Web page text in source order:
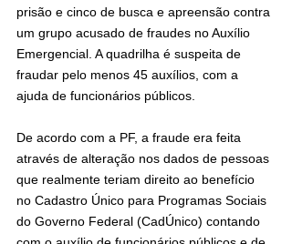
prisão e cinco de busca e apreensão contra
um grupo acusado de fraudes no Auxílio
Emergencial. A quadrilha é suspeita de
fraudar pelo menos 45 auxílios, com a
ajuda de funcionários públicos.
De acordo com a PF, a fraude era feita
através de alteração nos dados de pessoas
que realmente teriam direito ao benefício
no Cadastro Único para Programas Sociais
do Governo Federal (CadÚnico) contando